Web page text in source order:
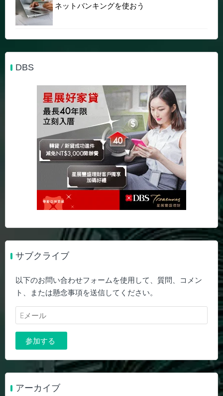
ネットバンキングを使おう
DBS
サブクライブ
以下のお問い合わせフォームを使用して、質問、コメン
ト、または懸念事項を送信してください。
アーカイブ